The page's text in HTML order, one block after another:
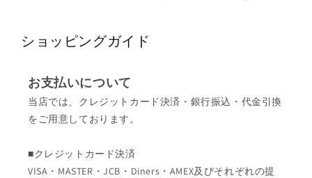
ショッピングガイド
お支払いについて
当店では、クレジットカード決済・銀行振込・代金引換
をご用意しております。
■クレジットカード決済
VISA・MASTER・JCB・Diners・AMEX及びそれぞれの提